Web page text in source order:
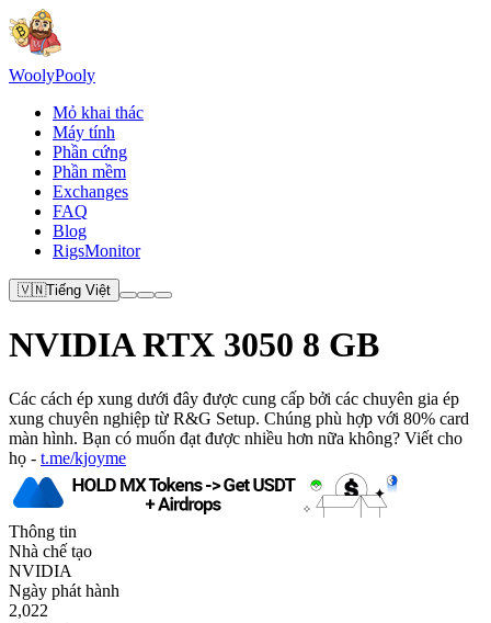
WoolyPooly
Mỏ khai thác
Máy tính
Phần cứng
Phần mềm
Exchanges
FAQ
Blog
RigsMonitor
🇻🇳Tiếng Việt
NVIDIA RTX 3050 8 GB
Các cách ép xung dưới đây được cung cấp bởi các chuyên gia ép
xung chuyên nghiệp từ R&G Setup. Chúng phù hợp với 80% card
màn hình. Bạn có muốn đạt được nhiều hơn nữa không? Viết cho
họ - t.me/kjoyme
Thông tin
Nhà chế tạo
NVIDIA
Ngày phát hành
2,022